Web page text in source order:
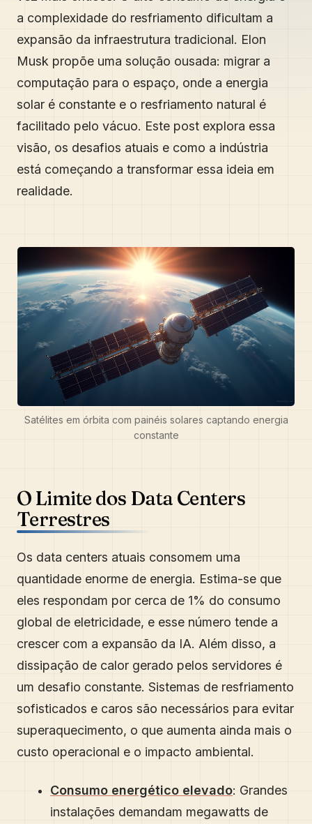
a complexidade do resfriamento dificultam a
expansão da infraestrutura tradicional. Elon
Musk propõe uma solução ousada: migrar a
computação para o espaço, onde a energia
solar é constante e o resfriamento natural é
facilitado pelo vácuo. Este post explora essa
visão, os desafios atuais e como a indústria
está começando a transformar essa ideia em
realidade.
Satélites em órbita com painéis solares captando energia
constante
O Limite dos Data Centers
Terrestres
Os data centers atuais consomem uma
quantidade enorme de energia. Estima-se que
eles respondam por cerca de 1% do consumo
global de eletricidade, e esse número tende a
crescer com a expansão da IA. Além disso, a
dissipação de calor gerado pelos servidores é
um desafio constante. Sistemas de resfriamento
sofisticados e caros são necessários para evitar
superaquecimento, o que aumenta ainda mais o
custo operacional e o impacto ambiental.
Consumo energético elevado: Grandes
instalações demandam megawatts de